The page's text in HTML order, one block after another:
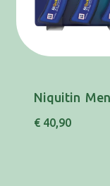
€ 40,90